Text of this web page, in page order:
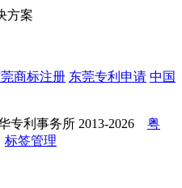
方案
商标注册 东莞专利申请 中国
专利事务所 2013-2026 粤
标签管理